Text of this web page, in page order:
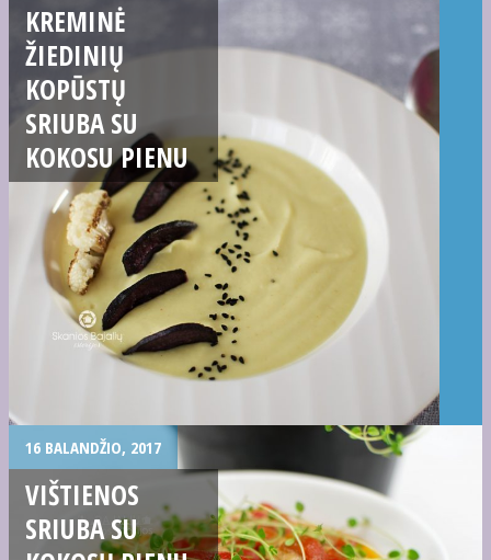
KREMINĖ
ŽIEDINIŲ
KOPŪSTŲ
SRIUBA SU
KOKOSU PIENU
16 BALANDŽIO, 2017
VIŠTIENOS
SRIUBA SU